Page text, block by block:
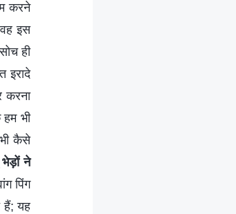
करने
इस
ही
इरादे
करना
भी
कैसे
ने
पिंग
हैं; यह